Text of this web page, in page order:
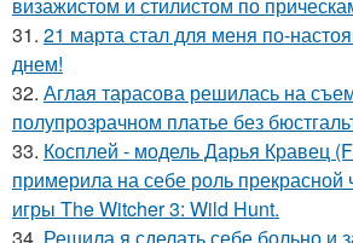
визажистом и стилистом по
31. 21 марта стал для меня по-
днем!
32. Аглая тарасова решилась на
полупрозрачном платье без
33. Косплей - модель Дарья Кравец
примерила на себе роль прекрасной
игры The Witcher 3: Wild Hunt.